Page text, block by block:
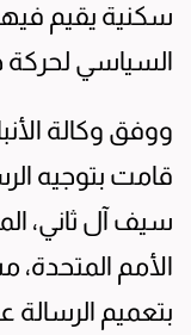
سكنية يقيم
السياسي
ووفق وكالة
قامت بتوجيه
سيف آل ثاني،
الأمم
بتعميم